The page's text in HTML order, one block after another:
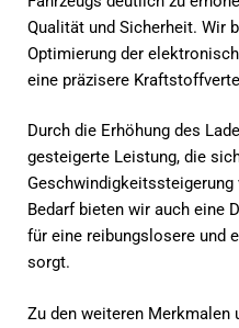
Qualität und Sicherheit. Wir
Optimierung der
eine präzisere
Durch die Erhöhung des
gesteigerte Leistung, die
Bedarf bieten wir auch eine
für eine reibungslosere und
sorgt.
Zu den weiteren Merkmalen